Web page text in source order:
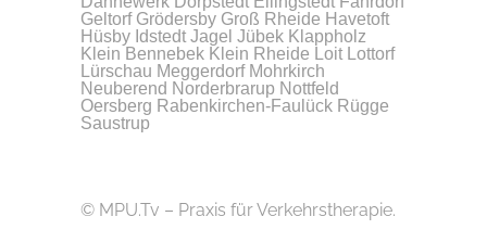
Geltorf Grödersby Groß Rheide Havetoft
Hüsby Idstedt Jagel Jübek Klappholz
Klein Bennebek Klein Rheide Loit
Lottorf
Lürschau Meggerdorf Mohrkirch
Neuberend Norderbrarup Nottfeld
Oersberg Rabenkirchen-Faulück Rügge
Saustrup
© MPU.Tv – Praxis für Verkehrstherapie.